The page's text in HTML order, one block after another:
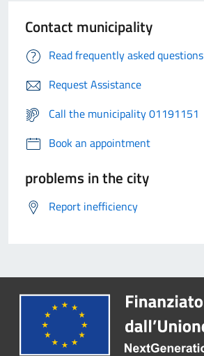
Contact municipality
Read frequently asked questions
Request Assistance
Call the municipality 01191151
Book an appointment
problems in the city
Report inefficiency